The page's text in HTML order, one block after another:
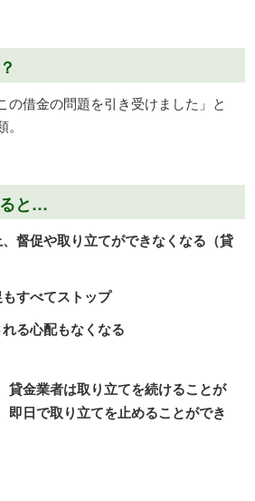
の借金の問題を引き受けました」と
と…
督促や取り立てができなくなる（貸
すべてストップ
る心配もなくなる
貸金業者は取り立てを続けることが
即日で取り立てを止めることができ